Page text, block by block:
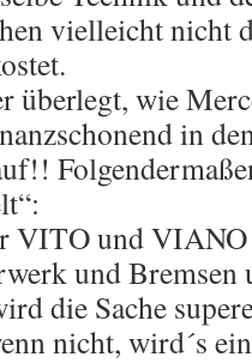
vielleicht nicht
überlegt, wie
in
VITO und VIANO
und Bremsen
die Sache
nicht, wird´s